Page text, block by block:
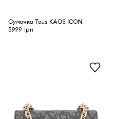
Сумочка Tous KAOS ICON
5999 грн